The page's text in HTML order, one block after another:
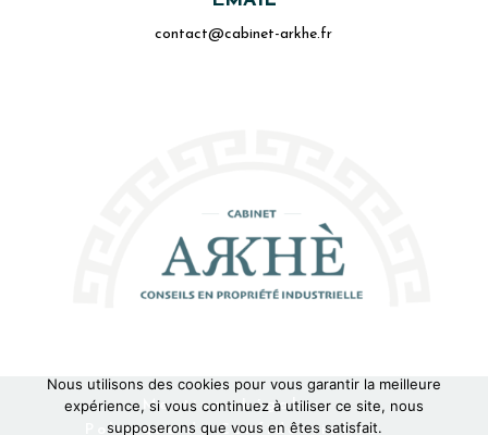
contact@cabinet-arkhe.fr
Mentions Légales
Politique de Confidentialité
Nous utilisons des cookies pour vous garantir la meilleure
expérience, si vous continuez à utiliser ce site, nous
supposerons que vous en êtes satisfait.